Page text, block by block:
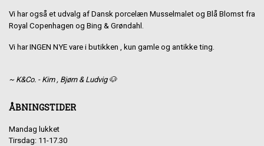
Vi har også et udvalg af Dansk porcelæn Musselmalet og Blå Blomst fra
Royal Copenhagen og Bing & Grøndahl.
Vi har INGEN NYE vare i butikken , kun gamle og antikke ting.
~ K&Co. - Kim , Bjørn & Ludvig 🐶
ÅBNINGSTIDER
Mandag lukket
Tirsdag: 11-17.30